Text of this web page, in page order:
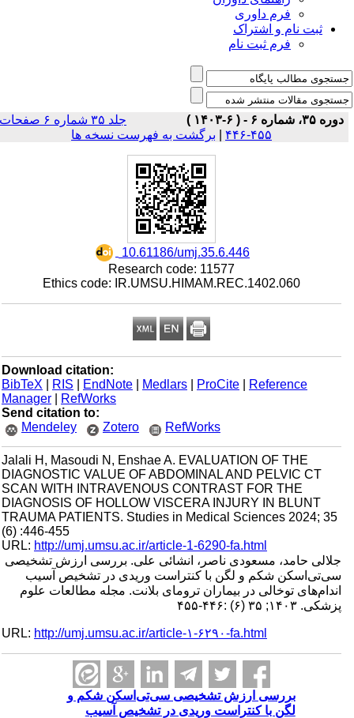
فرم داوری
ثبت نام و اشتراک
فرم ثبت نام
دوره ۳۵، شماره ۶ - ( ۶-۱۴۰۳ )
جلد ۳۵ شماره ۶ صفحات
۴۵۵-۴۴۶
| برگشت به فهرست نسخه ها
‎ 10.61186/umj.35.6.446
Research code: 11577
Ethics code: IR.UMSU.HIMAM.REC.1402.060
Download citation:
BibTeX
| RIS |EndNote |Medlars |ProCite |Reference
Manager
|RefWorks
Send citation to:
Mendeley
Zotero RefWorks
Jalali H, Masoudi N, Enshae A. EVALUATION OF THE
DIAGNOSTIC VALUE OF ABDOMINAL AND PELVIC CT
SCAN WITH INTRAVENOUS CONTRAST FOR THE
DIAGNOSIS OF HOLLOW VISCERA INJURY IN BLUNT
TRAUMA PATIENTS. Studies in Medical Sciences 2024; 35
(6) :446-455
URL:http://umj.umsu.ac.ir/article-1-6290-fa.html
جلالی حامد، مسعودی ناصر، انشائی علی. بررسی ارزش تشخیصی
سی‌تی‌اسکن شکم و لگن با کنتراست وریدی در تشخیص آسیب
اندام‌های توخالی در بیماران ترومای بلانت. مجله مطالعات علوم
پزشکی. ۱۴۰۳; ۳۵ (۶) :۴۴۶-۴۵۵
URL:http://umj.umsu.ac.ir/article-۱-۶۲۹۰-fa.html
بررسی ارزش تشخیصی سی‌تی‌اسکن شکم و
لگن با کنتراست وریدی در تشخیص آسیب